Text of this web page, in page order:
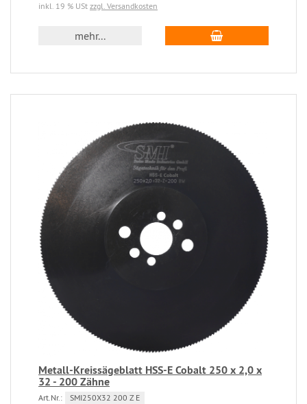
inkl. 19 % USt zzgl. Versandkosten
mehr...
Metall-Kreissägeblatt HSS-E Cobalt 250 x 2,0 x
32 - 200 Zähne
Art.Nr.:
SMI250X32 200 Z E